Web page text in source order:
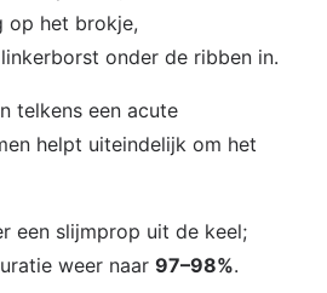
op het brokje,
onder de ribben in.
telkens een acute
helpt uiteindelijk om het
een slijmprop uit de keel;
weer naar 97–98%.